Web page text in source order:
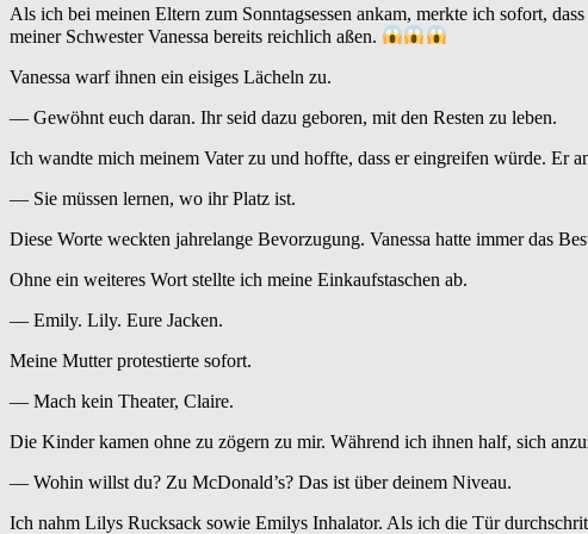
Als ich bei meinen Eltern zum Sonntagsessen ankam, merkte ich sofort,
meiner Schwester Vanessa bereits reichlich aßen.
Vanessa warf ihnen ein eisiges Lächeln zu.
— Gewöhnt euch daran. Ihr seid dazu geboren, mit den Resten zu leben.
Ich wandte mich meinem Vater zu und hoffte, dass er eingreifen würde. Er
— Sie müssen lernen, wo ihr Platz ist.
Diese Worte weckten jahrelange Bevorzugung. Vanessa hatte immer das
Ohne ein weiteres Wort stellte ich meine Einkaufstaschen ab.
— Emily. Lily. Eure Jacken.
Meine Mutter protestierte sofort.
— Mach kein Theater, Claire.
Die Kinder kamen ohne zu zögern zu mir. Während ich ihnen half, sich
— Wohin willst du? Zu McDonald’s? Das ist über deinem Niveau.
Ich nahm Lilys Rucksack sowie Emilys Inhalator. Als ich die Tür